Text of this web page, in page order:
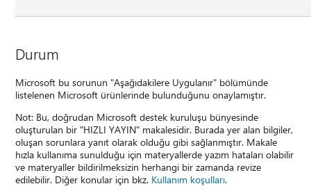
Durum
Microsoft bu sorunun "Aşağıdakilere Uygulanır" bölümünde
listelenen Microsoft ürünlerinde bulunduğunu onaylamıştır.
Not: Bu, doğrudan Microsoft destek kuruluşu bünyesinde
oluşturulan bir "HIZLI YAYIN" makalesidir. Burada yer alan bilgiler,
oluşan sorunlara yanıt olarak olduğu gibi sağlanmıştır. Makale
hızla kullanıma sunulduğu için materyallerde yazım hataları olabilir
ve materyaller bildirilmeksizin herhangi bir zamanda revize
edilebilir. Diğer konular için bkz. Kullanım koşulları.